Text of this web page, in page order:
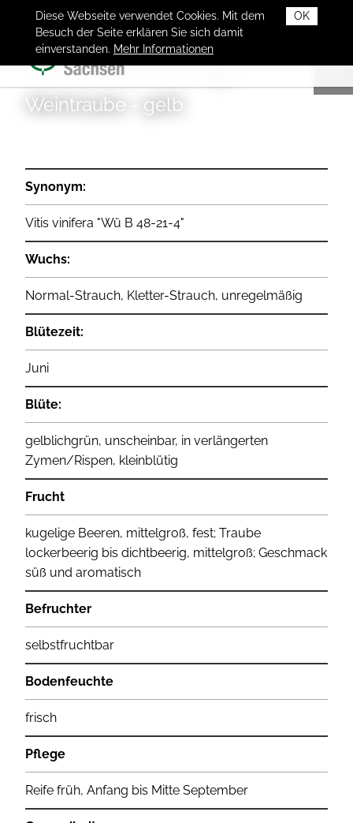
OK
Diese Webseite verwendet Cookies. Mit dem
Besuch der Seite erklären Sie sich damit
einverstanden. Mehr Informationen
Vitis vinifera „Ortega“
Weintraube - gelb
Synonym:
Vitis vinifera "Wü B 48-21-4"
Wuchs:
Normal-Strauch, Kletter-Strauch, unregelmäßig
Blütezeit:
Juni
Blüte:
gelblichgrün, unscheinbar, in verlängerten
Zymen/Rispen, kleinblütig
Frucht
kugelige Beeren, mittelgroß, fest; Traube
lockerbeerig bis dichtbeerig, mittelgroß; Geschmack
süß und aromatisch
Befruchter
selbstfruchtbar
Bodenfeuchte
frisch
Pflege
Reife früh, Anfang bis Mitte September